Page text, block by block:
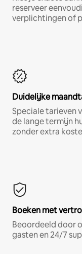
reserveer
verplichtingen of
Duidelijke
Speciale tarieven
de lange termijn
zonder extra
Boeken met
Beoordeeld door
gasten en 24/7